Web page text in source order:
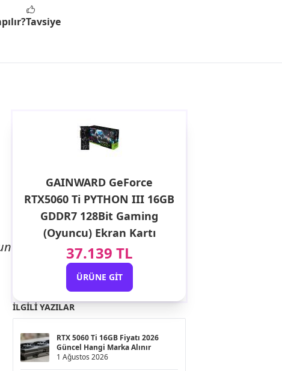
Tavsiye
GAINWARD GeForce
RTX5060 Ti PYTHON III 16GB
GDDR7 128Bit Gaming
(Oyuncu) Ekran Kartı
37.139 TL
ÜRÜNE GIT
İLGILI YAZILAR
RTX 5060 Ti 16GB Fiyatı 2026
Güncel Hangi Marka Alınır
1 Ağustos 2026